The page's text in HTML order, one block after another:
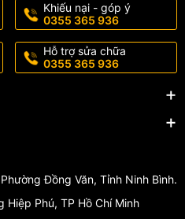
Đầu Báo
EDB01
được ứng dụng rộng rãi
hoặc trần cao như:
kiện
Khiếu nại - góp ý
0355 365 936
Hỗ trợ sửa chữa
0355 365 936
Đồng Văn, Tỉnh Ninh Bình.
Hiệp Phú, TP Hồ Chí Minh